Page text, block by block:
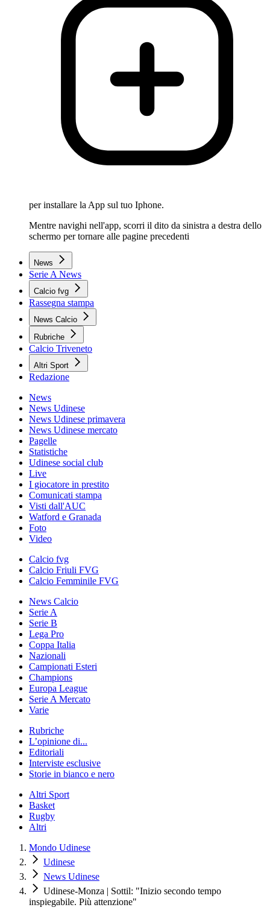
per installare la App sul tuo Iphone.
Mentre navighi nell'app, scorri il dito da sinistra a destra dello
schermo per tornare alle pagine precedenti
News
Serie A News
Calcio fvg
Rassegna stampa
News Calcio
Rubriche
Calcio Triveneto
Altri Sport
Redazione
News
News Udinese
News Udinese primavera
News Udinese mercato
Pagelle
Statistiche
Udinese social club
Live
I giocatore in prestito
Comunicati stampa
Visti dall'AUC
Watford e Granada
Foto
Video
Calcio fvg
Calcio Friuli FVG
Calcio Femminile FVG
News Calcio
Serie A
Serie B
Lega Pro
Coppa Italia
Nazionali
Campionati Esteri
Champions
Europa League
Serie A Mercato
Varie
Rubriche
L’opinione di...
Editoriali
Interviste esclusive
Storie in bianco e nero
Altri Sport
Basket
Rugby
Altri
Mondo Udinese
Udinese
News Udinese
Udinese-Monza | Sottil: "Inizio secondo tempo
inspiegabile. Più attenzione"